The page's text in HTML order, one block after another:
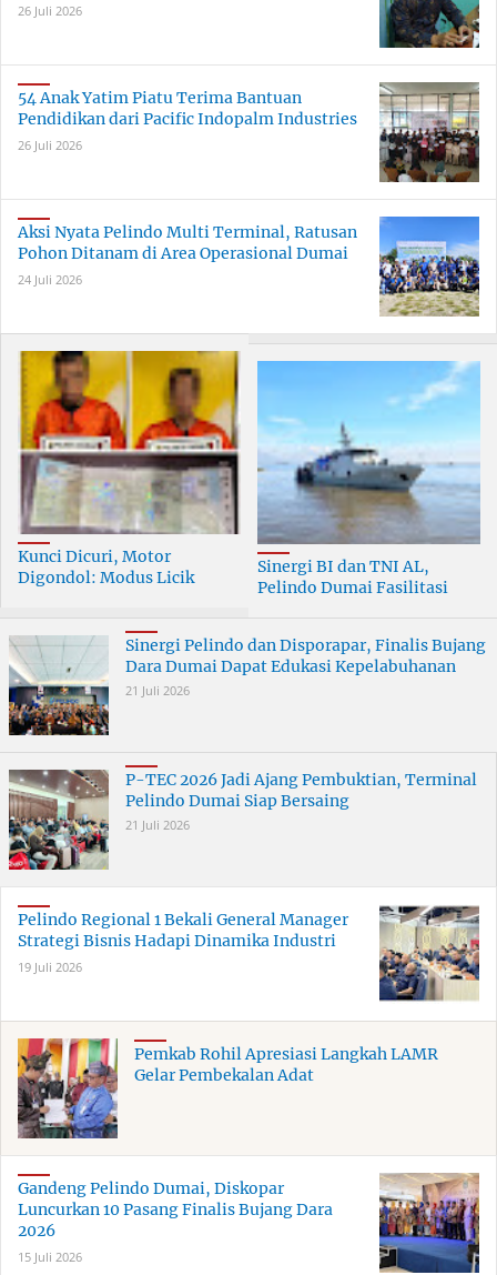
26 Juli 2026
54 Anak Yatim Piatu Terima Bantuan
Pendidikan dari Pacific Indopalm Industries
26 Juli 2026
Aksi Nyata Pelindo Multi Terminal, Ratusan
Pohon Ditanam di Area Operasional Dumai
24 Juli 2026
Kunci Dicuri, Motor
Digondol: Modus Licik
Terungkap
Sinergi BI dan TNI AL,
Pelindo Dumai Fasilitasi
Sinergi Pelindo dan Disporapar, Finalis Bujang
Dara Dumai Dapat Edukasi Kepelabuhanan
21 Juli 2026
P-TEC 2026 Jadi Ajang Pembuktian, Terminal
Pelindo Dumai Siap Bersaing
21 Juli 2026
Pelindo Regional 1 Bekali General Manager
Strategi Bisnis Hadapi Dinamika Industri
19 Juli 2026
Pemkab Rohil Apresiasi Langkah LAMR
Gelar Pembekalan Adat
Gandeng Pelindo Dumai, Diskopar
Luncurkan 10 Pasang Finalis Bujang Dara
2026
15 Juli 2026